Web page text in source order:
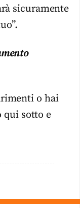
sicuramente
o hai
qui sotto e